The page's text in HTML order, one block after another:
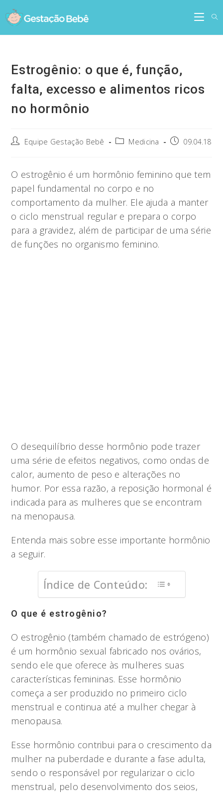
to
content
Estrogênio: o que é, função,
falta, excesso e alimentos ricos
no hormônio
PostEquipe Gestação Bebê
PostMedicina
Post09.04.18
O estrogênio é um hormônio feminino que tem
papel fundamental no corpo e no
comportamento da mulher. Ele ajuda a manter
o ciclo menstrual regular e prepara o corpo
para a gravidez, além de participar de uma série
de funções no organismo feminino.
O desequilíbrio desse hormônio pode trazer
uma série de efeitos negativos, como ondas de
calor, aumento de peso e alterações no
humor. Por essa razão, a reposição hormonal é
indicada para as mulheres que se encontram
na menopausa.
Entenda mais sobre esse importante hormônio
a seguir.
Índice de Conteúdo:
O que é estrogênio?
O estrogênio (também chamado de estrógeno)
é um hormônio sexual fabricado nos ovários,
sendo ele que oferece às mulheres suas
características femininas. Esse hormônio
começa a ser produzido no primeiro ciclo
menstrual e continua até a mulher chegar à
menopausa.
Esse hormônio contribui para o crescimento da
mulher na puberdade e durante a fase adulta,
sendo o responsável por regularizar o ciclo
menstrual, pelo desenvolvimento dos seios,